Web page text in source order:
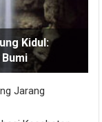
Kidul:
Jarang